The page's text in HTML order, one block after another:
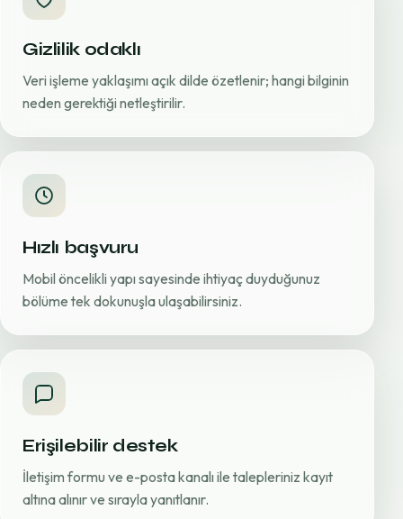
Gizlilik odaklı
Veri işleme yaklaşımı açık dilde özetlenir; hangi bilginin
neden gerektiği netleştirilir.
Hızlı başvuru
Mobil öncelikli yapı sayesinde ihtiyaç duyduğunuz
bölüme tek dokunuşla ulaşabilirsiniz.
Erişilebilir destek
İletişim formu ve e-posta kanalı ile talepleriniz kayıt
altına alınır ve sırayla yanıtlanır.